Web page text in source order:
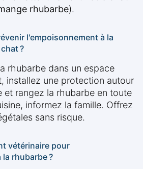
rhubarbe).
l'empoisonnement à la
?
rhubarbe dans un espace
installez une protection autour
et rangez la rhubarbe en toute
informez la famille. Offrez
sans risque.
vétérinaire pour
la rhubarbe ?